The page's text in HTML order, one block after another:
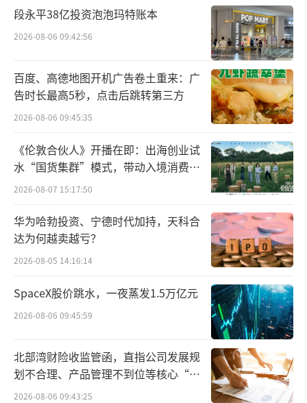
于中国市场而言，2011年，安德玛在中国
的首家门店落户上海后便正式开启了在华“旅
程”，2021年7月，安德玛亚太第1000家门店
落户上海北外滩。彼时，有媒体称，这一极具
纪念意义的事件发生在中国，更加凸显出安德
截至目前，中华网财经从安德玛官网了解
到，其在中国大陆地区拥有近837家门店。202
4财年第一季度，公司位于亚太地区的销售额同
比增长3%。（责任编辑：zx0280）
段永平38亿投资泡泡玛特账本
2026-08-06 09:42:56
百度、高德地图开机广告卷土重来：广
告时长最高5秒，点击后跳转第三方
2026-08-06 09:45:35
《伦敦合伙人》开播在即：出海创业试
水“国货集群”模式，带动入境消费反
向种草
2026-08-07 15:17:50
华为哈勃投资、宁德时代加持，天科合
达为何越卖越亏？
2026-08-05 14:16:14
SpaceX股价跳水，一夜蒸发1.5万亿元
2026-08-06 09:45:59
北部湾财险收监管函，直指公司发展规
划不合理、产品管理不到位等核心“痛
点”
2026-08-06 09:43:25